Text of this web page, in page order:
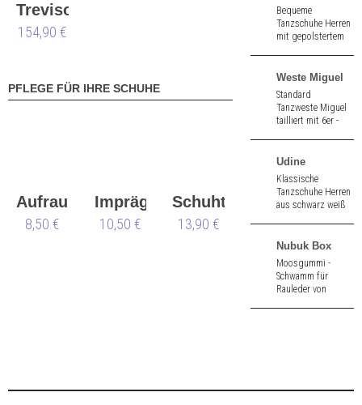
Treviso
154,90 €
PFLEGE FÜR IHRE SCHUHE
Aufraubürste
8,50 €
Imprägnierspray
Waterstop
10,50 €
Schuhtasche
13,90 €
Bequeme
Tanzschuhe Herren
mit gepolstertem
Velourleder.
Weste Miguel
Standard
Tanzweste Miguel
tailliert mit 6er -
aus dehnbarem
Stoff.
Udine
Klassische
Tanzschuhe Herren
aus schwarz weiß
Nubuk Box
Moosgummi -
Schwamm für
Rauleder von